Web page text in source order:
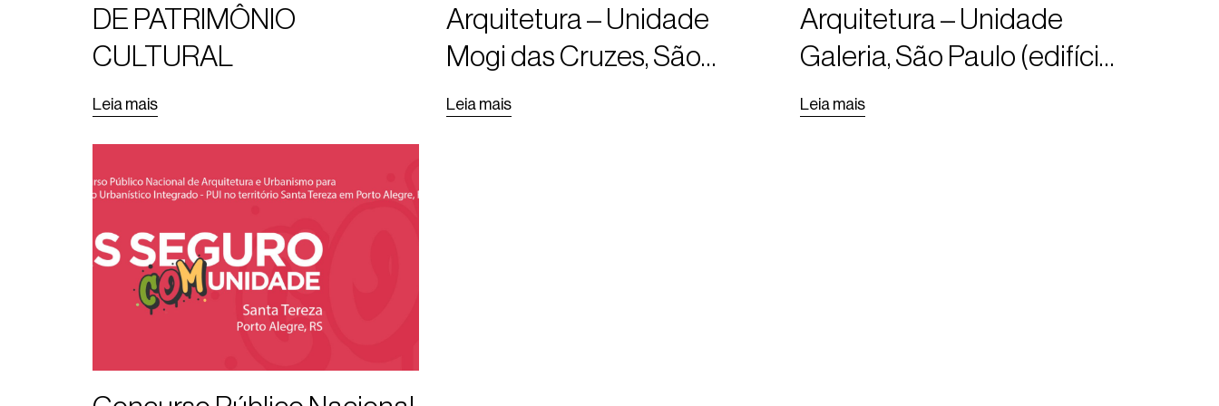
DE PATRIMÔNIO
CULTURAL
Leia mais
Arquitetura – Unidade
Mogi das Cruzes, São
Paulo
Leia mais
Arquitetura – Unidade
Galeria, São Paulo (edifício
do antigo Mappin)
Leia mais